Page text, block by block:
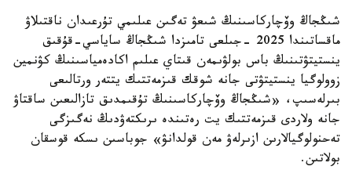
شىڭجاڭ وۆچاركاسىنىڭ شىعۋ تەگىن عىلىمي تۇرعىدان ناقتىلاۋ
ماقساتىندا 2025 -جىلعى تامىزدا شىڭجاڭ ساياسي-قۇقىق
ينستيتۋتىنىڭ باس بولۋىمەن قىتاي عىلىم اكادەمياسىنىڭ كۋنمين
زوولوگيا ينستيتۋتى جانە شوقك قىزمەتتىك يتتەر ورتالىعى
بىرلەسىپ، «شىڭجاڭ وۆچاركاسىنىڭ تۇقىمدىق تازالىعىن ساقتاۋ
جانە ولاردى قىزمەتتىك يت رەتىندە ىرىكتەۋدىڭ نەگىزگى
تەحنولوگيالارىن ازىرلەۋ مەن قولدانۋ» جوباسىن ىسكە قوسقان
بولاتىن.